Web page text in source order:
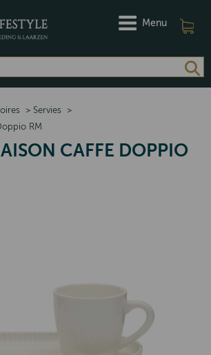
Menu
> Servies
>
RM
CAFFE DOPPIO